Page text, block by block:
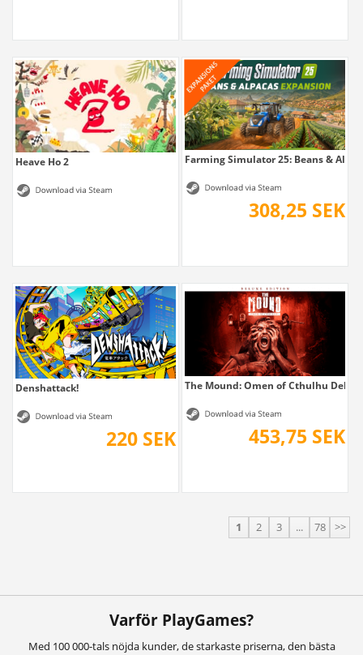
Heave Ho 2 Farming Simulator 25: Beans &
308,25 SEK
Denshattack!
220 SEK
The Mound: Omen of Cthulhu
453,75 SEK
1 2 3 ... 78 >>
Varför PlayGames?
Med 100 000-tals nöjda kunder, de starkaste priserna, den bästa